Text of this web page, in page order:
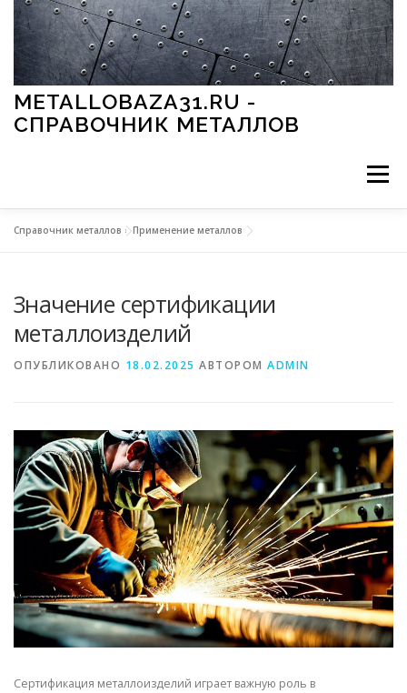
Перейти к содержимому
METALLOBAZA31.RU -
СПРАВОЧНИК МЕТАЛЛОВ
Меню
МЕТАЛЛЫ И ОКРУЖАЮЩАЯ СРЕДА
СВОЙСТВА МЕТАЛЛОВ СОРТА МЕТАЛЛОВ
СТАТЬИ
Справочник металлов »Применение металлов
Значение сертификации
металлоизделий
ОПУБЛИКОВАНО 18.02.2025 АВТОРОМ ADMIN
Сертификация металлоизделий играет важную роль в